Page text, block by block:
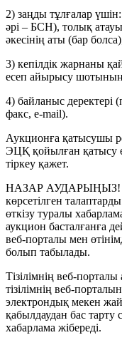
2) заңды тұлғалар
әрі – БСН), толық
әкесінің аты (бар
3) кепілдік жарнаны
есеп айырысу шотының
4) байланыс
факс, e-mail).
Аукционға қатысушы
ЭЦҚ қойылған қатысу
тіркеу қажет.
НАЗАР АУДАРЫҢЫЗ!
көрсетілген
өткізу туралы
аукцион басталғанға
веб-порталы мен
болып табылады.
Тізілімнің веб-
тізілімнің веб-
электрондық мекен
қабылдаудан бас тарту
хабарлама жібереді.